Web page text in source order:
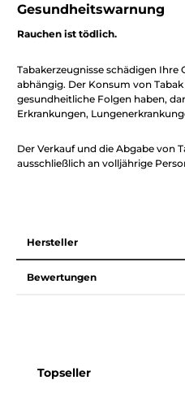
Gesundheitswarnung
Rauchen ist tödlich.
Tabakerzeugnisse schädigen
abhängig. Der Konsum von
gesundheitliche Folgen haben,
Erkrankungen,
Der Verkauf und die Abgabe von
ausschließlich an volljährige
Hersteller
Bewertungen
Produktgalerie überspringen
Topseller